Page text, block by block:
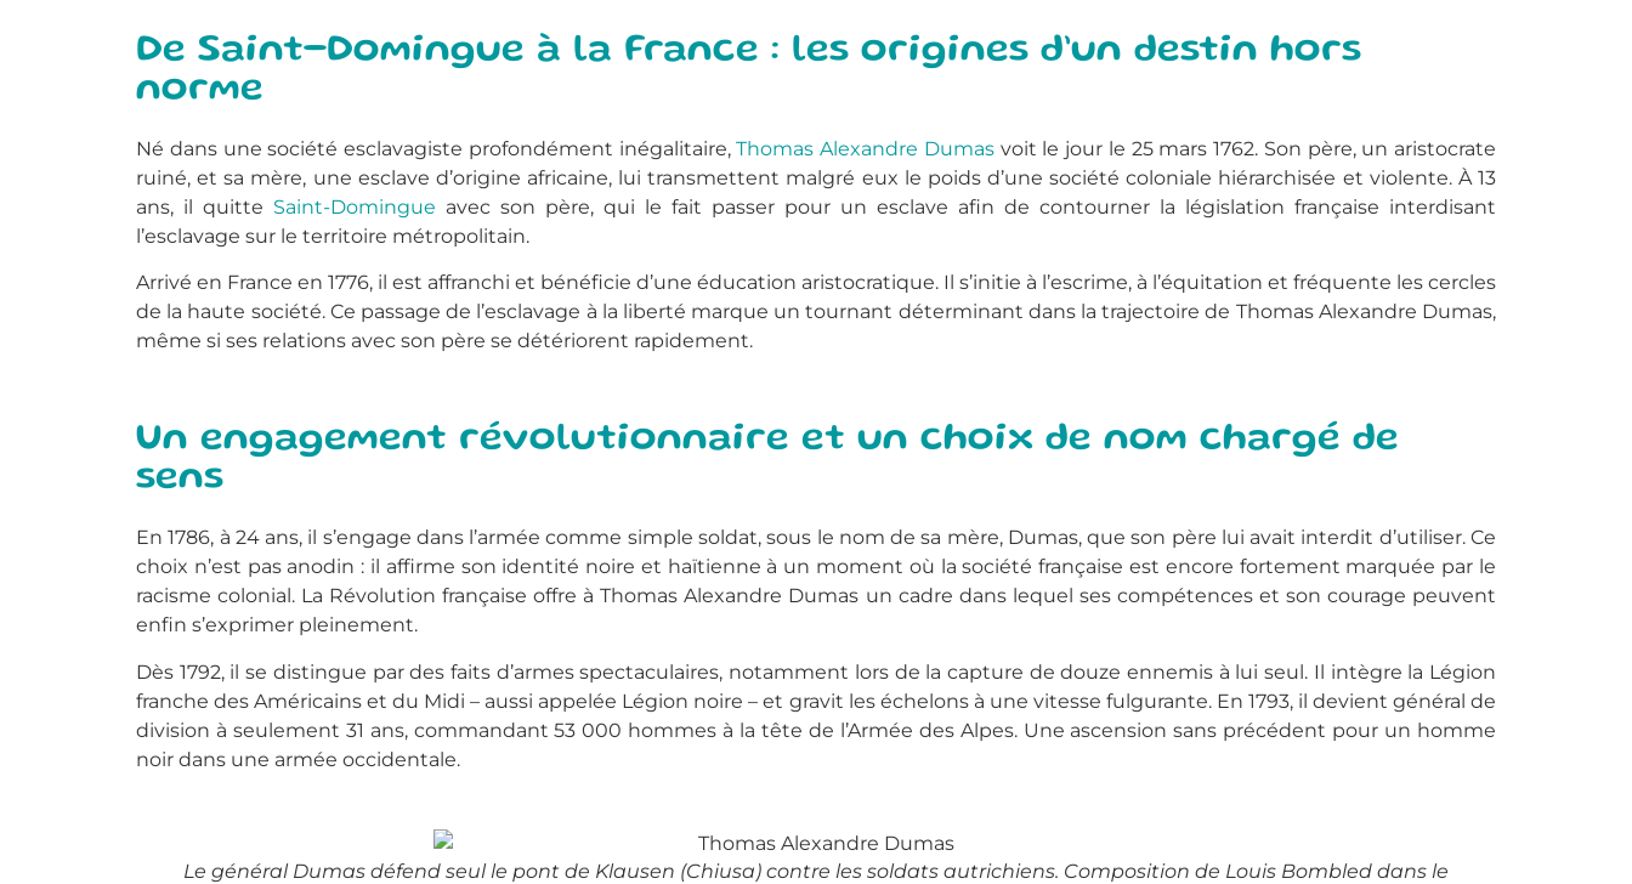
De Saint-Domingue à la France : les origines d’un destin hors
norme
Né dans une société esclavagiste profondément inégalitaire,Thomas Alexandre Dumasvoit le jour le 25 mars 1762. Son père, un aristocrate
ruiné, et sa mère, une esclave d’origine africaine, lui transmettent malgré eux le poids d’une société coloniale hiérarchisée et violente. À 13
ans, il quitte Saint-Domingue avec son père, qui le fait passer pour un esclave afin de contourner la législation française interdisant
l’esclavage sur le territoire métropolitain.
Arrivé en France en 1776, il est affranchi et bénéficie d’une éducation aristocratique. Il s’initie à l’escrime, à l’équitation et fréquente les cercles
de la haute société. Ce passage de l’esclavage à la liberté marque un tournant déterminant dans la trajectoire de Thomas Alexandre Dumas,
même si ses relations avec son père se détériorent rapidement.
Un engagement révolutionnaire et un choix de nom chargé de
sens
En 1786, à 24 ans, il s’engage dans l’armée comme simple soldat, sous le nom de sa mère, Dumas, que son père lui avait interdit d’utiliser. Ce
choix n’est pas anodin : il affirme son identité noire et haïtienne à un moment où la société française est encore fortement marquée par le
racisme colonial. La Révolution française offre à Thomas Alexandre Dumas un cadre dans lequel ses compétences et son courage peuvent
enfin s’exprimer pleinement.
Dès 1792, il se distingue par des faits d’armes spectaculaires, notamment lors de la capture de douze ennemis à lui seul. Il intègre la Légion
franche des Américains et du Midi – aussi appelée Légion noire – et gravit les échelons à une vitesse fulgurante. En 1793, il devient général de
division à seulement 31 ans, commandant 53 000 hommes à la tête de l’Armée des Alpes. Une ascension sans précédent pour un homme
noir dans une armée occidentale.
Le général Dumas défend seul le pont de Klausen (Chiusa) contre les soldats autrichiens. Composition de Louis Bombled dans le